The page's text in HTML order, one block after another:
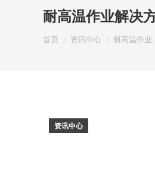
耐高温作业解决
您在这里：
首页 资讯中心 耐高温作业…
资讯中心